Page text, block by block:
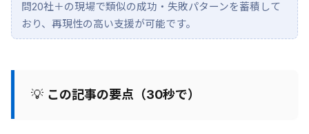
問20社＋の現場で類似の成功・失敗パターンを蓄積して
おり、再現性の高い支援が可能です。
💡 この記事の要点（30秒で）